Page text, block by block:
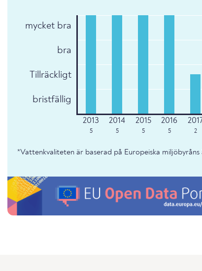
mycket bra
bra
Tillräckligt
bristfällig
5 5 5 5 2
*Vattenkvaliteten är baserad på Europeiska